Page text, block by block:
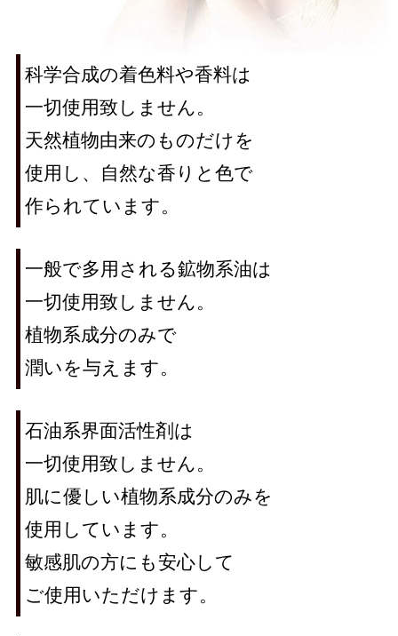
科学合成の着色料や香料は
一切使用致しません。
天然植物由来のものだけを
使用し、自然な香りと色で
作られています。
一般で多用される鉱物系油は
一切使用致しません。
植物系成分のみで
潤いを与えます。
石油系界面活性剤は
一切使用致しません。
肌に優しい植物系成分のみを
使用しています。
敏感肌の方にも安心して
ご使用いただけます。